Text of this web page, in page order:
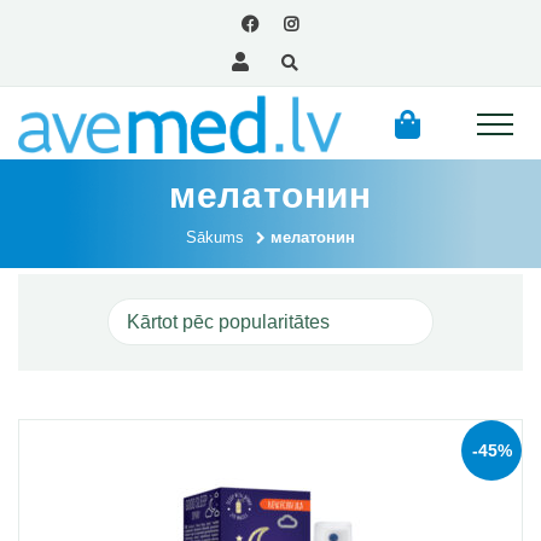
мелатонин
Sākums мелатонин
-45%